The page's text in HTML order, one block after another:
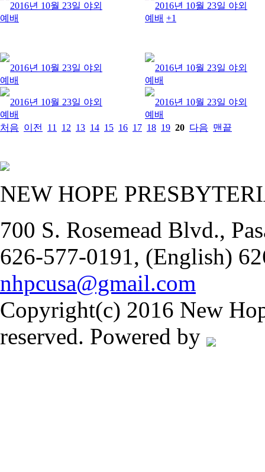
2016년 10월 23일 야외
예배
2016년 10월 23일 야외
예배 +1
2016년 10월 23일 야외
예배
2016년 10월 23일 야외
예배
2016년 10월 23일 야외
예배
2016년 10월 23일 야외
예배
처음 이전 11 12 13 14 15 16 17 18 19 20 다음 맨끝
NEW HOPE
700 S. Rosemead Blvd.,
626-577-0191, (English)
nhpcusa@gmail.com
Copyright(c) 2016 New
reserved. Powered by